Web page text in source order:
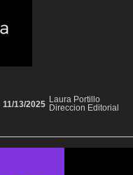
Laura Portillo
Direccion Editorial
11/13/2025